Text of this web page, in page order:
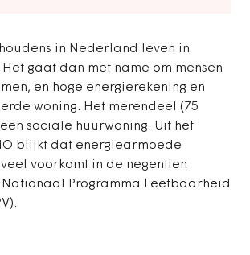
in Nederland leven in
gaat dan met name om mensen
en hoge energierekening en
woning. Het merendeel (75
sociale huurwoning. Uit het
blijkt dat energiearmoede
voorkomt in de negentien
Programma Leefbaarheid